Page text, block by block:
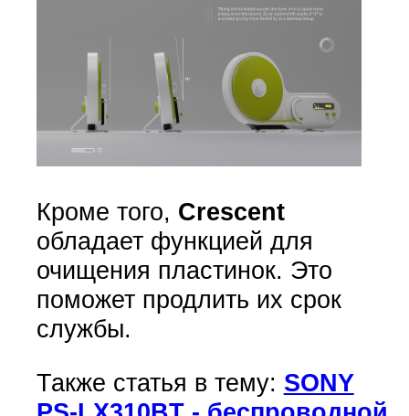
Кроме того, Crescent
обладает функцией для
очищения пластинок. Это
поможет продлить их срок
службы.
Также статья в тему: SONY